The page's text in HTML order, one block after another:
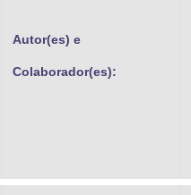
Autor(es) e
Colaborador(es):